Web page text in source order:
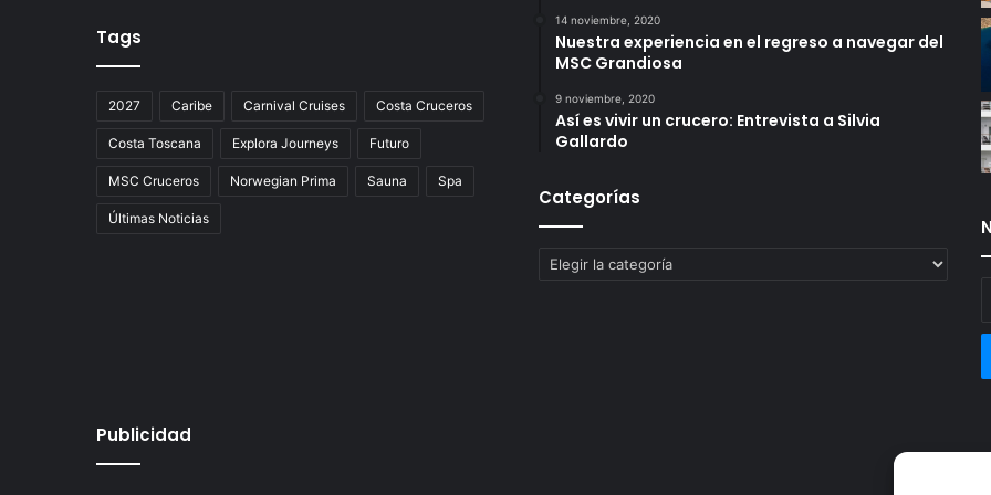
Tags
2027 Caribe Carnival Cruises Costa Cruceros
Costa Toscana Explora Journeys Futuro
MSC Cruceros Norwegian Prima Sauna Spa
Últimas Noticias
14 noviembre, 2020
Nuestra experiencia en el regreso a navegar del
MSC Grandiosa
9 noviembre, 2020
Así es vivir un crucero: Entrevista a Silvia
Gallardo
Categorías
Categorías
Publicidad